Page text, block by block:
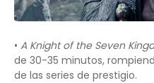
• A Knight of the Seven
de 30-35 minutos,
de las series de prestigio.